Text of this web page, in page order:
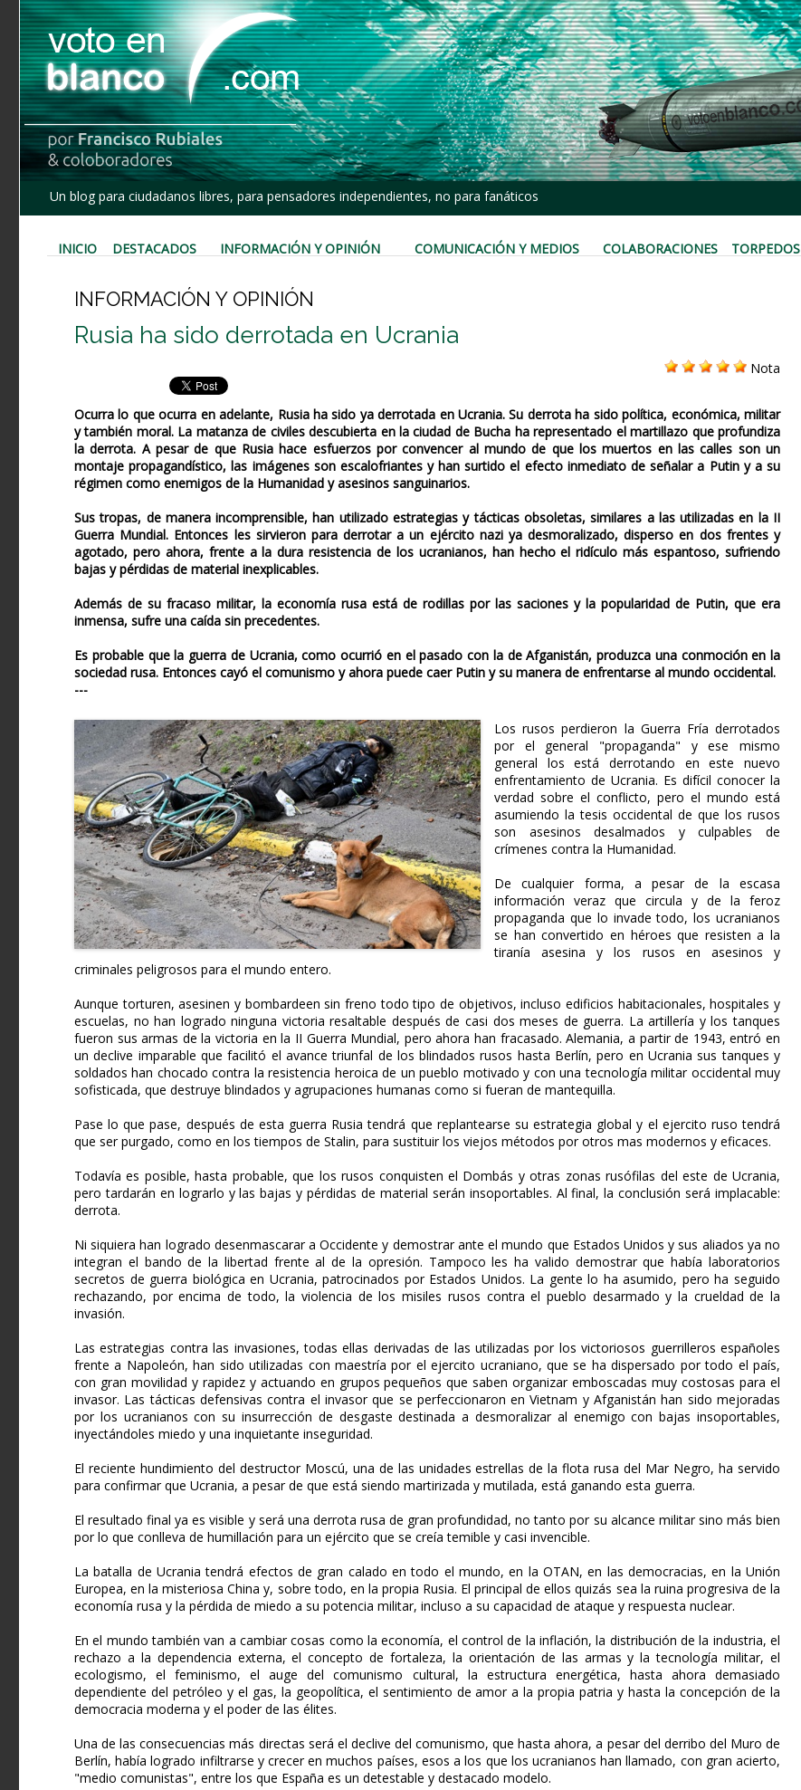
Un blog para ciudadanos libres, para pensadores independientes, no para fanáticos
INICIO DESTACADOS INFORMACIÓN Y OPINIÓN COMUNICACIÓN Y MEDIOS COLABORACIONES TORPEDOS
INFORMACIÓN Y OPINIÓN
Rusia ha sido derrotada en Ucrania
Nota
Ocurra lo que ocurra en adelante, Rusia ha sido ya derrotada en Ucrania. Su derrota ha sido política, económica, militar
y también moral. La matanza de civiles descubierta en la ciudad de Bucha ha representado el martillazo que profundiza
la derrota. A pesar de que Rusia hace esfuerzos por convencer al mundo de que los muertos en las calles son un
montaje propagandístico, las imágenes son escalofriantes y han surtido el efecto inmediato de señalar a Putin y a su
régimen como enemigos de la Humanidad y asesinos sanguinarios.
Sus tropas, de manera incomprensible, han utilizado estrategias y tácticas obsoletas, similares a las utilizadas en la II
Guerra Mundial. Entonces les sirvieron para derrotar a un ejército nazi ya desmoralizado, disperso en dos frentes y
agotado, pero ahora, frente a la dura resistencia de los ucranianos, han hecho el ridículo más espantoso, sufriendo
bajas y pérdidas de material inexplicables.
Además de su fracaso militar, la economía rusa está de rodillas por las saciones y la popularidad de Putin, que era
inmensa, sufre una caída sin precedentes.
Es probable que la guerra de Ucrania, como ocurrió en el pasado con la de Afganistán, produzca una conmoción en la
sociedad rusa. Entonces cayó el comunismo y ahora puede caer Putin y su manera de enfrentarse al mundo occidental.
---
Los rusos perdieron la Guerra Fría derrotados
por el general "propaganda" y ese mismo
general los está derrotando en este nuevo
enfrentamiento de Ucrania. Es difícil conocer la
verdad sobre el conflicto, pero el mundo está
asumiendo la tesis occidental de que los rusos
son asesinos desalmados y culpables de
crímenes contra la Humanidad.
De cualquier forma, a pesar de la escasa
información veraz que circula y de la feroz
propaganda que lo invade todo, los ucranianos
se han convertido en héroes que resisten a la
tiranía asesina y los rusos en asesinos y
criminales peligrosos para el mundo entero.
Aunque torturen, asesinen y bombardeen sin freno todo tipo de objetivos, incluso edificios habitacionales, hospitales y
escuelas, no han logrado ninguna victoria resaltable después de casi dos meses de guerra. La artillería y los tanques
fueron sus armas de la victoria en la II Guerra Mundial, pero ahora han fracasado. Alemania, a partir de 1943, entró en
un declive imparable que facilitó el avance triunfal de los blindados rusos hasta Berlín, pero en Ucrania sus tanques y
soldados han chocado contra la resistencia heroica de un pueblo motivado y con una tecnología militar occidental muy
sofisticada, que destruye blindados y agrupaciones humanas como si fueran de mantequilla.
Pase lo que pase, después de esta guerra Rusia tendrá que replantearse su estrategia global y el ejercito ruso tendrá
que ser purgado, como en los tiempos de Stalin, para sustituir los viejos métodos por otros mas modernos y eficaces.
Todavía es posible, hasta probable, que los rusos conquisten el Dombás y otras zonas rusófilas del este de Ucrania,
pero tardarán en lograrlo y las bajas y pérdidas de material serán insoportables. Al final, la conclusión será implacable:
derrota.
Ni siquiera han logrado desenmascarar a Occidente y demostrar ante el mundo que Estados Unidos y sus aliados ya no
integran el bando de la libertad frente al de la opresión. Tampoco les ha valido demostrar que había laboratorios
secretos de guerra biológica en Ucrania, patrocinados por Estados Unidos. La gente lo ha asumido, pero ha seguido
rechazando, por encima de todo, la violencia de los misiles rusos contra el pueblo desarmado y la crueldad de la
invasión.
Las estrategias contra las invasiones, todas ellas derivadas de las utilizadas por los victoriosos guerrilleros españoles
frente a Napoleón, han sido utilizadas con maestría por el ejercito ucraniano, que se ha dispersado por todo el país,
con gran movilidad y rapidez y actuando en grupos pequeños que saben organizar emboscadas muy costosas para el
invasor. Las tácticas defensivas contra el invasor que se perfeccionaron en Vietnam y Afganistán han sido mejoradas
por los ucranianos con su insurrección de desgaste destinada a desmoralizar al enemigo con bajas insoportables,
inyectándoles miedo y una inquietante inseguridad.
El reciente hundimiento del destructor Moscú, una de las unidades estrellas de la flota rusa del Mar Negro, ha servido
para confirmar que Ucrania, a pesar de que está siendo martirizada y mutilada, está ganando esta guerra.
El resultado final ya es visible y será una derrota rusa de gran profundidad, no tanto por su alcance militar sino más bien
por lo que conlleva de humillación para un ejército que se creía temible y casi invencible.
La batalla de Ucrania tendrá efectos de gran calado en todo el mundo, en la OTAN, en las democracias, en la Unión
Europea, en la misteriosa China y, sobre todo, en la propia Rusia. El principal de ellos quizás sea la ruina progresiva de la
economía rusa y la pérdida de miedo a su potencia militar, incluso a su capacidad de ataque y respuesta nuclear.
En el mundo también van a cambiar cosas como la economía, el control de la inflación, la distribución de la industria, el
rechazo a la dependencia externa, el concepto de fortaleza, la orientación de las armas y la tecnología militar, el
ecologismo, el feminismo, el auge del comunismo cultural, la estructura energética, hasta ahora demasiado
dependiente del petróleo y el gas, la geopolítica, el sentimiento de amor a la propia patria y hasta la concepción de la
democracia moderna y el poder de las élites.
Una de las consecuencias más directas será el declive del comunismo, que hasta ahora, a pesar del derribo del Muro de
Berlín, había logrado infiltrarse y crecer en muchos países, esos a los que los ucranianos han llamado, con gran acierto,
"medio comunistas", entre los que España es un detestable y destacado modelo.